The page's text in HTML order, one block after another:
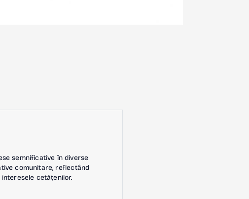
semnificative în diverse
comunitare, reflectând
cetățenilor.